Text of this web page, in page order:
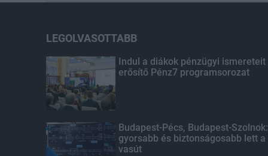
LEGOLVASOTTABB
Indul a diákok pénzügyi ismereteit
erősítő Pénz7 programsorozat
Budapest-Pécs, Budapest-Szolnok:
gyorsabb és biztonságosabb lett a
vasút